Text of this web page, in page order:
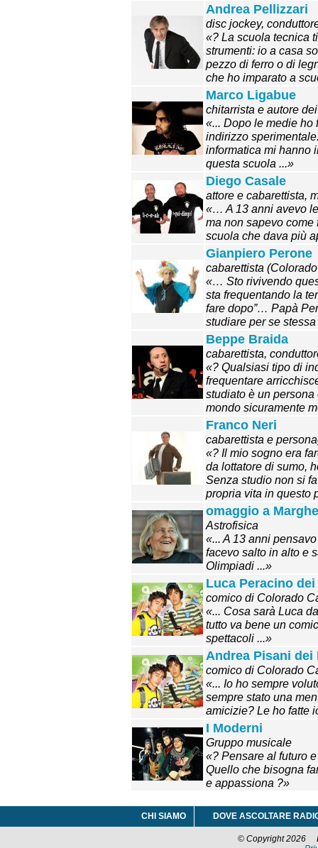
Andrea Pellizzari
disc jockey,
«? La scuola tecnica
strumenti: io a casa
pezzo di ferro o di
che ho imparato a
Marco Ligabue
chitarrista e autore
«... Dopo le medie ho
indirizzo
informatica mi hanno
questa scuola ...»
Diego Casale
attore e cabarettista,
«… A 13 anni avevo
ma non sapevo
scuola che dava più
Gianpiero Perone
cabarettista
«… Sto rivivendo
sta frequentando la
fare dopo”… Papà
studiare per se
Beppe Braida
cabarettista,
«? Qualsiasi tipo di
frequentare
studiato è un
mondo sicuramente
Franco Neri
cabarettista e
«? Il mio sogno era
da lottatore di sumo,
Senza studio non si
propria vita in questo
omaggio a
Astrofisica
«... A 13 anni
facevo salto in alto e
Olimpiadi ...»
Luca Peracino
comico di Colorado
«... Cosa sarà Luca
tutto va bene un
spettacoli ...»
Andrea Pisani dei
comico di Colorado
«... Io ho sempre
sempre stato una
amicizie? Le ho fatte
I Moderni
Gruppo musicale
«? Pensare al futuro
Quello che bisogna
e appassiona ?»
CHI SIAMO DOVE ASCOLTARE
© Copyright 2026